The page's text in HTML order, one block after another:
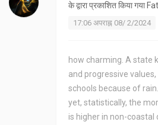
के द्वारा प्रकाशित किया गया
17:06 अपराह्न 08/ 2/2024
how charming. A state
and progressive
schools because of
yet, statistically, the
is higher in non-coastal